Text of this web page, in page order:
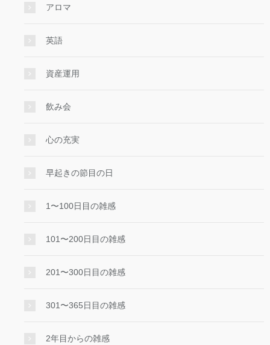
アロマ
英語
資産運用
飲み会
心の充実
早起きの節目の日
1〜100日目の雑感
101〜200日目の雑感
201〜300日目の雑感
301〜365日目の雑感
2年目からの雑感